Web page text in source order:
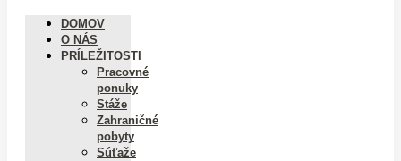
DOMOV
O NÁS
PRÍLEŽITOSTI
Pracovné
ponuky
Stáže
Zahraničné
pobyty
Súťaže